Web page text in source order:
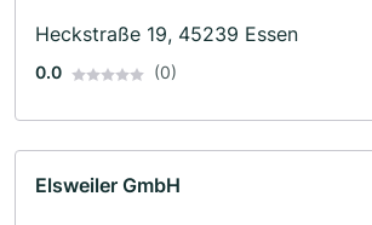
Heckstraße 19, 45239 Essen
0.0 (0)
Elsweiler GmbH